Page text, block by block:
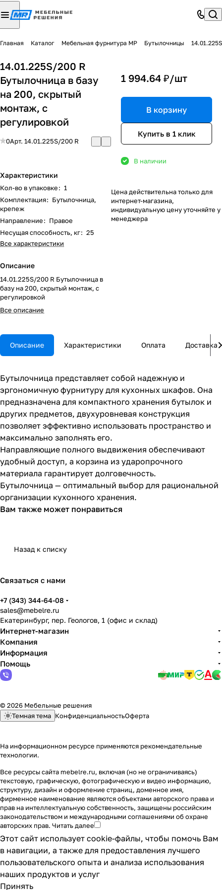
Главная Каталог Мебельная фурнитура МР Бутылочницы
14.01.225S/200 R
Бутылочница в базу
на 200, скрытый
монтаж, с
регулировкой
0Арт. 14.01.225S/200 R
Характеристики
Кол-во в упаковке: 1
Комплектация: Бутылочница,
крепеж
Направление: Правое
Несущая способность, кг: 25
Все характеристики
Описание
14.01.225S/200 R Бутылочница в
базу на 200, скрытый монтаж, с
регулировкой
Все описание
1 994.64 ₽/шт
В корзину
Купить в 1 клик
В наличии
Цена действительна только для
интернет-магазина,
индивидуальную цену уточняйте у
менеджера
Описание Характеристики Оплата Доставка
Бутылочница представляет собой надежную и
эргономичную фурнитуру для кухонных шкафов. Она
предназначена для компактного хранения бутылок и
других предметов, двухуровневая конструкция
позволяет эффективно использовать пространство и
максимально заполнять его.
Направляющие полного выдвижения обеспечивают
удобный доступ, а корзина из ударопрочного
материала гарантирует долговечность.
Бутылочница — оптимальный выбор для рациональной
организации кухонного хранения.
Вам также может понравиться
Назад к списку
Связаться с нами
+7 (343) 344-64-08
sales@mebelre.ru
Екатеринбург, пер. Геологов, 1 (офис и склад)
Интернет-магазин
Компания
Информация
Помощь
© 2026 Мебельные решения
Темная тема КонфиденциальностьОферта
На информационном ресурсе применяются рекомендательные
технологии.
Все ресурсы сайта mebelre.ru, включая (но не ограничиваясь)
текстовую, графическую, фотографическую и видео информацию,
структуру, дизайн и оформление страниц, доменное имя,
фирменное наименование являются объектами авторского права и
прав на интеллектуальную собственность, защищены российским
законодательством и международными соглашениями об охране
авторских прав. Читать далее
Этот сайт использует cookie-файлы, чтобы помочь Вам
в навигации, а также для предоставления лучшего
пользовательского опыта и анализа использования
наших продуктов и услуг
Принять